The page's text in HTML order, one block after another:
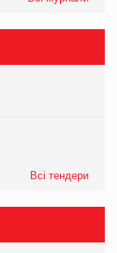
Всі тендери